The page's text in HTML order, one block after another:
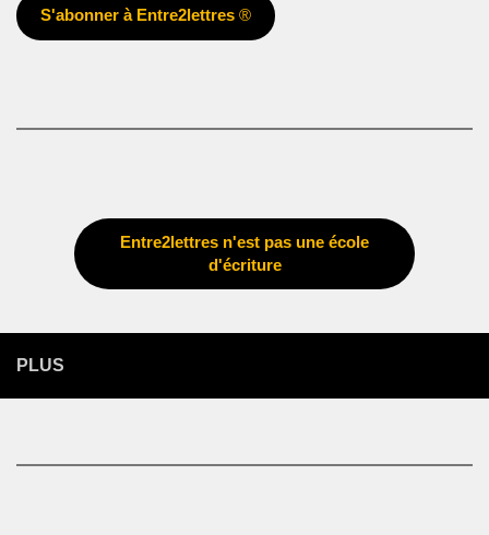
S'abonner à Entre2lettres®
Entre2lettres n'est pas une école
d'écriture
PLUS